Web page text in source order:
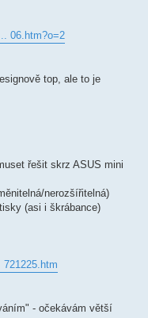
06.htm?o=2
top, ale to je
řešit skrz ASUS mini
nerozšířitelná)
(asi i škrábance)
721225.htm
- očekávám větší